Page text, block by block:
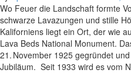
Wo Feuer die Landschaft formte
schwarze Lavazungen und stille
Kaliforniens liegt ein Ort, der wie
Lava Beds National Monument.
21. November 1925 gegründet
Jubiläum. Seit 1933 wird es vom